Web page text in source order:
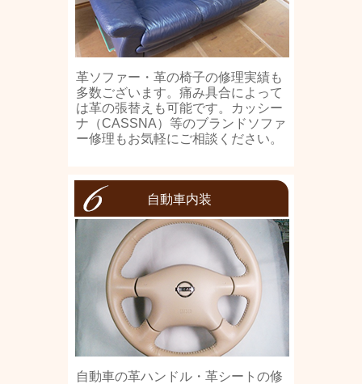
革ソファー・革の椅子の修理実績も
多数ございます。痛み具合によって
は革の張替えも可能です。カッシー
ナ（CASSNA）等のブランドソファ
ー修理もお気軽にご相談ください。
自動車内装
自動車の革ハンドル・革シートの修